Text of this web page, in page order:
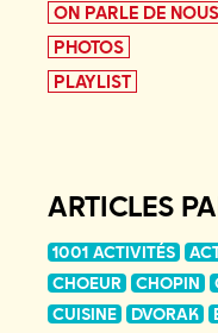
ON PARLE DE NOUS
PHOTOS
PLAYLIST
ARTICLES
1001 ACTIVITÉS
CHOEUR
CHOPIN
CUISINE
DVORAK